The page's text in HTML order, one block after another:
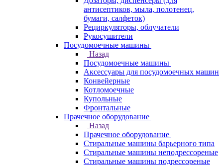
антисептиков, мыла, полотенец,
бумаги, салфеток)
Рециркуляторы, облучатели
Рукосушители
Посудомоечные машины
Назад
Посудомоечные машины
Аксессуары для посудомоечных машин
Конвейерные
Котломоечные
Купольные
Фронтальные
Прачечное оборудование
Назад
Прачечное оборудование
Cтиральные машины барьерного типа
Cтиральные машины неподрессореные
Cтиральные машины подрессореные